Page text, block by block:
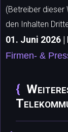
(Betreiber dieser
den Inhalten
01. Juni 2026 |
Firmen- &